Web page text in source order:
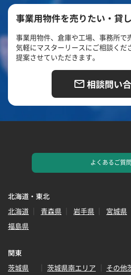
事業用物件を売りたい・貸
事業用物件、倉庫や工場、事務所で
気軽にマスターリースにご相談くだ
提案させていただきます。
相談問い
よくあるご質問
北海道・東北
北海道
青森県 岩手県 宮城県
福島県
関東
茨城県
茨城県南エリア
その他